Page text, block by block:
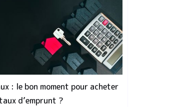
: le bon moment pour acheter
d’emprunt ?